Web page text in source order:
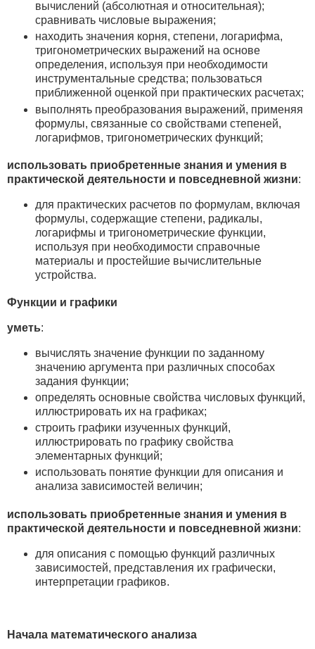
вычислений (абсолютная и относительная);
сравнивать числовые выражения;
находить значения корня, степени, логарифма,
тригонометрических выражений на основе
определения, используя при необходимости
инструментальные средства; пользоваться
приближенной оценкой при практических расчетах;
выполнять преобразования выражений, применяя
формулы, связанные со свойствами степеней,
логарифмов, тригонометрических функций;
использовать приобретенные знания и умения в
практической деятельности и повседневной жизни:
для практических расчетов по формулам, включая
формулы, содержащие степени, радикалы,
логарифмы и тригонометрические функции,
используя при необходимости справочные
материалы и простейшие вычислительные
устройства.
Функции и графики
уметь:
вычислять значение функции по заданному
значению аргумента при различных способах
задания функции;
определять основные свойства числовых функций,
иллюстрировать их на графиках;
строить графики изученных функций,
иллюстрировать по графику свойства
элементарных функций;
использовать понятие функции для описания и
анализа зависимостей величин;
использовать приобретенные знания и умения в
практической деятельности и повседневной жизни:
для описания с помощью функций различных
зависимостей, представления их графически,
интерпретации графиков.
Начала математического анализа